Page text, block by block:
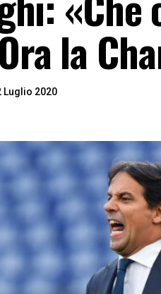
la
Luglio 2020